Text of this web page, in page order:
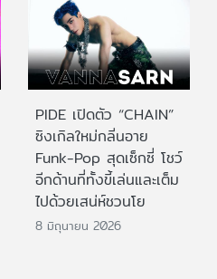
PIDE เปิดตัว “CHAIN”
ซิงเกิลใหม่กลิ่นอาย
Funk-Pop สุดเซ็กซี่ โชว์
อีกด้านที่ทั้งขี้เล่นและเต็ม
ไปด้วยเสน่ห์ชวนโย
8 มิถุนายน 2026